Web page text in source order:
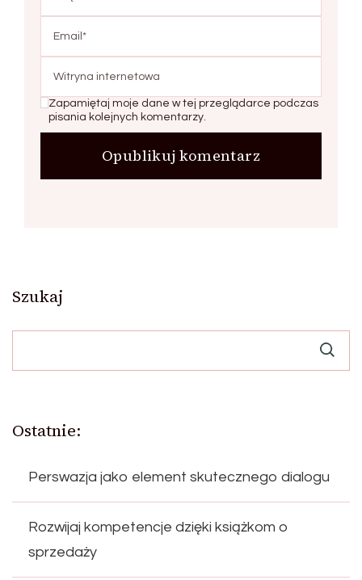
Zapamiętaj moje dane w tej przeglądarce podczas
pisania kolejnych komentarzy.
Szukaj
Ostatnie:
Perswazja jako element skutecznego dialogu
Rozwijaj kompetencje dzięki książkom o
sprzedaży